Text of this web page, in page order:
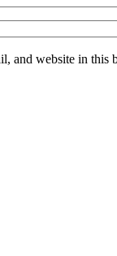
and website in this